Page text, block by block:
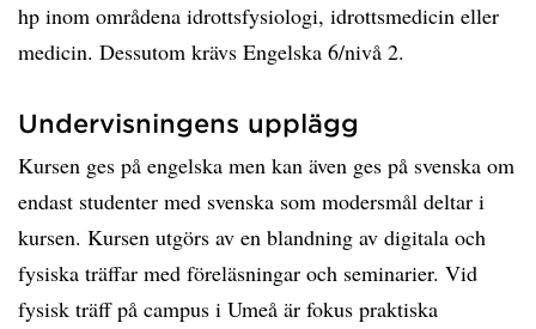
hp inom områdena idrottsfysiologi, idrottsmedicin eller
medicin. Dessutom krävs Engelska 6/nivå 2.
Undervisningens upplägg
Kursen ges på engelska men kan även ges på svenska om
endast studenter med svenska som modersmål deltar i
kursen. Kursen utgörs av en blandning av digitala och
fysiska träffar med föreläsningar och seminarier. Vid
fysisk träff på campus i Umeå är fokus praktiska